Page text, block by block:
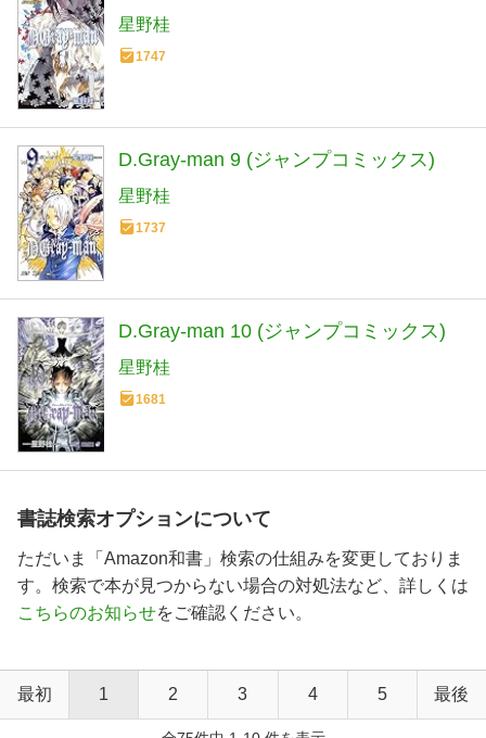
星野桂
1747
D.Gray-man 9 (ジャンプコミックス)
星野桂
1737
D.Gray-man 10 (ジャンプコミックス)
星野桂
1681
書誌検索オプションについて
ただいま「Amazon和書」検索の仕組みを変更しておりま
す。検索で本が見つからない場合の対処法など、詳しくは
こちらのお知らせをご確認ください。
最初 1 2 3 4 5 最後